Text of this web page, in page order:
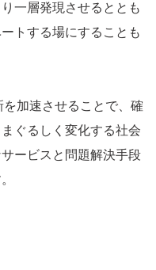
一層発現させるととも
トする場にすることも
加速させることで、確
ぐるしく変化する社会
ービスと問題解決手段